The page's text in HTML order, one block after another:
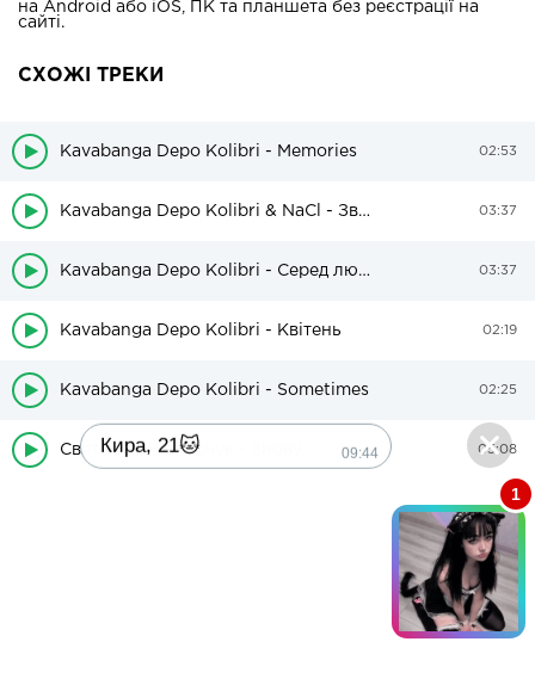
на Android або iOS, ПК та планшета без реєстрації на
сайті.
СХОЖІ ТРЕКИ
Kavabanga Depo Kolibri - Memories 02:53
Kavabanga Depo Kolibri & NaCl - Звернися до мене 03:37
Kavabanga Depo Kolibri - Серед людей 03:37
Kavabanga Depo Kolibri - Квітень 02:19
Kavabanga Depo Kolibri - Sometimes 02:25
Святослав Вакарчук - Знову 05:08
Кира, 21🐱 09:44
1